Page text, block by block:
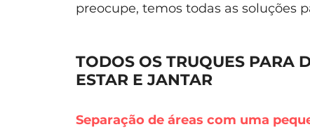
preocupe, temos todas as soluções
TODOS OS TRUQUES PARA
ESTAR E JANTAR
Separação de áreas com uma